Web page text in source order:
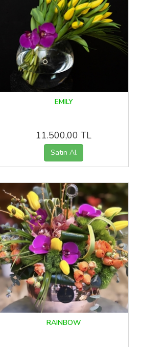
EMILY
11.500,00 TL
RAINBOW